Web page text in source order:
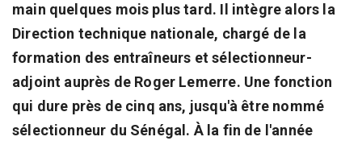
main quelques mois plus tard. Il intègre alors la
Direction technique nationale, chargé de la
formation des entraîneurs et sélectionneur-
adjoint auprès de Roger Lemerre. Une fonction
qui dure près de cinq ans, jusqu'à être nommé
sélectionneur du Sénégal. À la fin de l'année